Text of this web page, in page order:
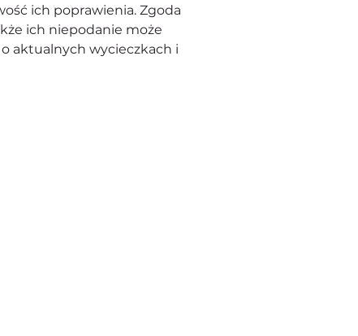
ich poprawienia. Zgoda
ich niepodanie może
aktualnych wycieczkach i